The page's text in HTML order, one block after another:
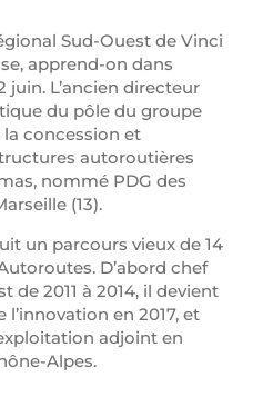
Sud-Ouest de Vinci
apprend-on dans
juin. L’ancien directeur
du pôle du groupe
concession et
autoroutières
nommé PDG des
(13).
un parcours vieux de 14
D’abord chef
de 2011 à 2014, il devient
en 2017, et
adjoint en
Alpes.